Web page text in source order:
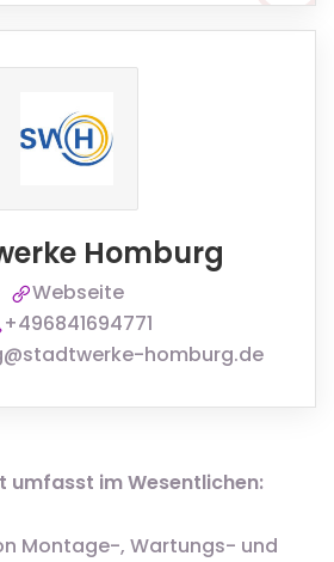
Homburg
Webseite
+496841694771
homburg.de
umfasst im Wesentlichen:
Montage-, Wartungs- und